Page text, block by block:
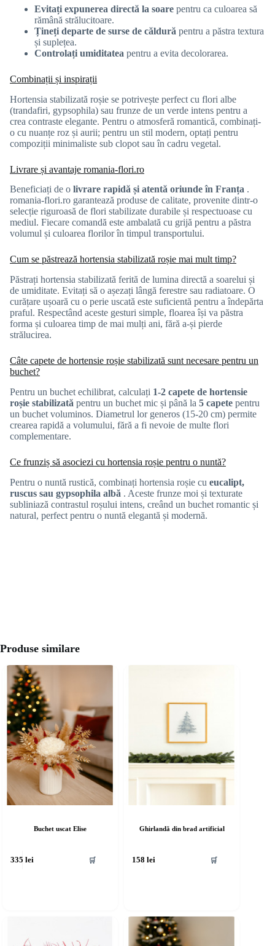
Evitați expunerea directă la soare pentru ca culoarea să
rămână strălucitoare.
Țineți departe de surse de căldură pentru a păstra textura
și suplețea.
Controlați umiditatea pentru a evita decolorarea.
Combinații și inspirații
Hortensia stabilizată roșie se potrivește perfect cu flori albe
(trandafiri, gypsophila) sau frunze de un verde intens pentru a
crea contraste elegante. Pentru o atmosferă romantică, combinați-
o cu nuanțe roz și aurii; pentru un stil modern, optați pentru
compoziții minimaliste sub clopot sau în cadru vegetal.
Livrare și avantaje romania-flori.ro
Beneficiați de o livrare rapidă și atentă oriunde în Franța .
romania-flori.ro garantează produse de calitate, provenite dintr-o
selecție riguroasă de flori stabilizate durabile și respectuoase cu
mediul. Fiecare comandă este ambalată cu grijă pentru a păstra
volumul și culoarea florilor în timpul transportului.
Cum se păstrează hortensia stabilizată roșie mai mult timp?
Păstrați hortensia stabilizată ferită de lumina directă a soarelui și
de umiditate. Evitați să o așezați lângă ferestre sau radiatoare. O
curățare ușoară cu o perie uscată este suficientă pentru a îndepărta
praful. Respectând aceste gesturi simple, floarea își va păstra
forma și culoarea timp de mai mulți ani, fără a-și pierde
strălucirea.
Câte capete de hortensie roșie stabilizată sunt necesare pentru un
buchet?
Pentru un buchet echilibrat, calculați 1-2 capete de hortensie
roșie stabilizată pentru un buchet mic și până la 5 capete pentru
un buchet voluminos. Diametrul lor generos (15-20 cm) permite
crearea rapidă a volumului, fără a fi nevoie de multe flori
complementare.
Ce frunziș să asociezi cu hortensia roșie pentru o nuntă?
Pentru o nuntă rustică, combinați hortensia roșie cu eucalipt,
ruscus sau gypsophila albă . Aceste frunze moi și texturate
subliniază contrastul roșului intens, creând un buchet romantic și
natural, perfect pentru o nuntă elegantă și modernă.
Produse similare
Buchet uscat Elise
335lei 🛒
Ghirlandă din brad artificial
158lei 🛒